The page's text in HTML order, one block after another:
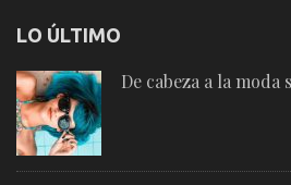
LO ÚLTIMO
De cabeza a la moda